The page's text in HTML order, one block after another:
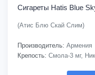
Сигареты Hatis Blue
(Атис Блю Скай Слим)
Производитель: Армения
Крепость: Смола-3 мг,